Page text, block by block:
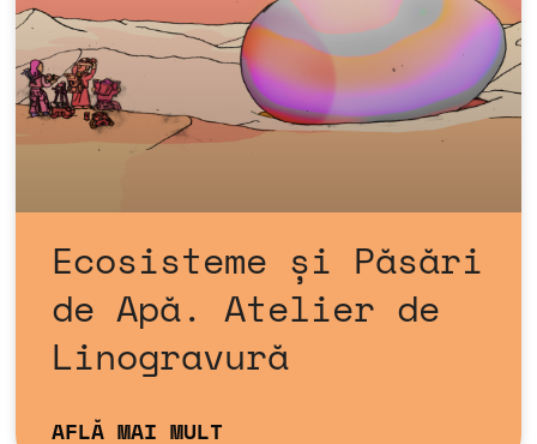
Ecosisteme și Păsări
de Apă. Atelier de
Linogravură
AFLĂ MAI MULT